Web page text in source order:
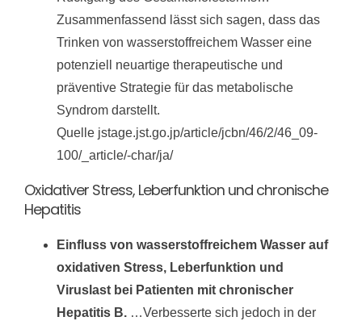
Zusammenfassend lässt sich sagen, dass das
Trinken von wasserstoffreichem Wasser eine
potenziell neuartige therapeutische und
präventive Strategie für das metabolische
Syndrom darstellt.
Quelle jstage.jst.go.jp/article/jcbn/46/2/46_09-
100/_article/-char/ja/
Oxidativer Stress, Leberfunktion und chronische
Hepatitis
Einfluss von wasserstoffreichem Wasser auf
oxidativen Stress, Leberfunktion und
Viruslast bei Patienten mit chronischer
Hepatitis B. …Verbesserte sich jedoch in der